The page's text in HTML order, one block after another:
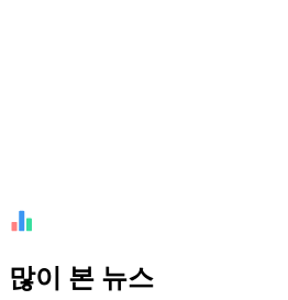
많이 본 뉴스